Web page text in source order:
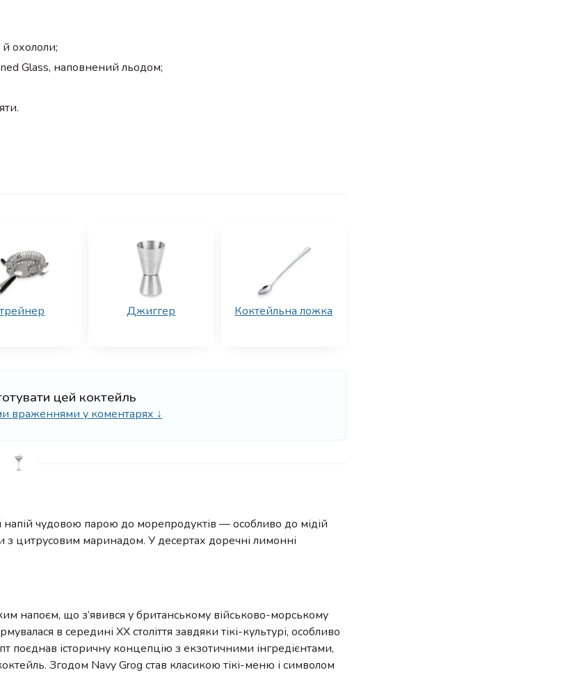
й охололи;
Glass, наповнений льодом;
Джиггер Коктейльна ложка
цей коктейль
враженнями у коментарях ↓
чудовою парою до морепродуктів — особливо до мідій
з цитрусовим маринадом. У десертах доречні лимонні
напоєм, що з’явився у британському військово-морському
в середині XX століття завдяки тікі-культурі, особливо
історичну концепцію з екзотичними інгредієнтами,
Згодом Navy Grog став класикою тікі-меню і символом